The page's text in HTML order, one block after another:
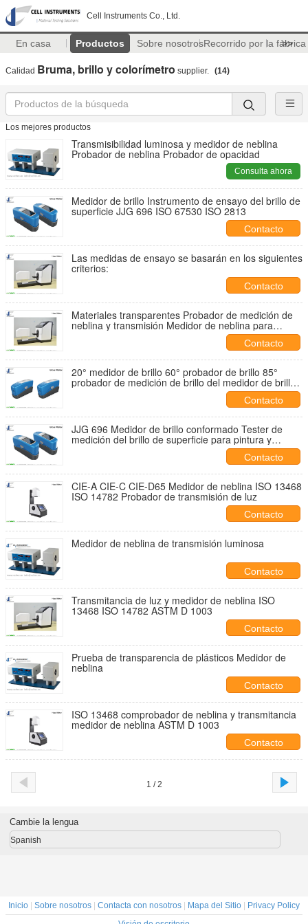
Cell Instruments Co., Ltd.
En casa Productos Sobre nosotrosRecorrido por la fábrica
>>
Calidad Bruma, brillo y colorímetro supplier. (14)
Los mejores productos
Transmisibilidad luminosa y medidor de neblina
Probador de neblina Probador de opacidad
Consulta ahora
Medidor de brillo Instrumento de ensayo del brillo de
superficie JJG 696 ISO 67530 ISO 2813
Contacto
Las medidas de ensayo se basarán en los siguientes
criterios:
Contacto
Materiales transparentes Probador de medición de
neblina y transmisión Medidor de neblina para
Contacto
20° medidor de brillo 60° probador de brillo 85°
probador de medición de brillo del medidor de brillo
ASTM D 523, JIS Z8741, BS 3900 Parte D5, JJG696
Contacto
JJG 696 Medidor de brillo conformado Tester de
medición del brillo de superficie para pintura y
Contacto
CIE-A CIE-C CIE-D65 Medidor de neblina ISO 13468
ISO 14782 Probador de transmisión de luz
Contacto
Medidor de neblina de transmisión luminosa
Contacto
Transmitancia de luz y medidor de neblina ISO
13468 ISO 14782 ASTM D 1003
Contacto
Prueba de transparencia de plásticos Medidor de
neblina
Contacto
ISO 13468 comprobador de neblina y transmitancia
medidor de neblina ASTM D 1003
Contacto
1 / 2
Cambie la lengua
Spanish
Inicio Sobre nosotros Contacta con nosotros Mapa del Sitio
Privacy Policy